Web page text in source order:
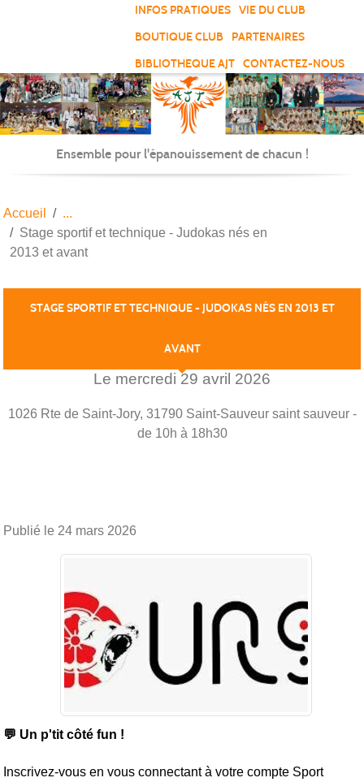
INFOS PRATIQUES
VIE DU CLUB
BOUTIQUE CLUB
PARTENAIRES
BIBLIOTHEQUE AJT
CONTACTEZ-NOUS
Ensemble pour l'épanouissement de chacun !
Accueil
Stage sportif et technique - Judokas nés en
2013 et avant
STAGE SPORTIF ET TECHNIQUE - JUDOKAS NÉS EN 2013 ET
AVANT
Le mercredi 29 avril 2026
1026 Rte de Saint-Jory, 31790 Saint-Sauveur saint sauveur -
de 10h à 18h30
Publié le 24 mars 2026
💬 Un p'tit côté fun !
Inscrivez-vous en vous connectant à votre compte Sport
Panneau de gestion des cookies